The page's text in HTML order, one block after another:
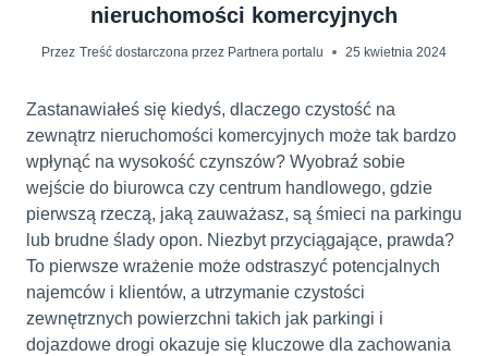
nieruchomości komercyjnych
Przez Treść dostarczona przez Partnera portalu 25 kwietnia 2024
Zastanawiałeś się kiedyś, dlaczego czystość na
zewnątrz nieruchomości komercyjnych może tak bardzo
wpłynąć na wysokość czynszów? Wyobraź sobie
wejście do biurowca czy centrum handlowego, gdzie
pierwszą rzeczą, jaką zauważasz, są śmieci na parkingu
lub brudne ślady opon. Niezbyt przyciągające, prawda?
To pierwsze wrażenie może odstraszyć potencjalnych
najemców i klientów, a utrzymanie czystości
zewnętrznych powierzchni takich jak parkingi i
dojazdowe drogi okazuje się kluczowe dla zachowania